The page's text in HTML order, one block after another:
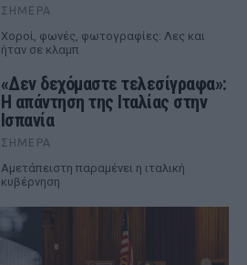
ΣΉΜΕΡΑ
Χοροί, φωνές, φωτογραφίες: Λες και
ήταν σε κλαμπ
«Δεν δεχόμαστε τελεσίγραφα»:
Η απάντηση της Ιταλίας στην
Ισπανία
ΣΉΜΕΡΑ
Αμετάπειστη παραμένει η ιταλική
κυβέρνηση